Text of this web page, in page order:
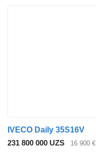
IVECO Daily 35S16V
231 800 000 UZS
16 900 €